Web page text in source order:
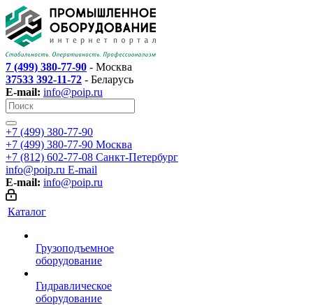
7 (499) 380-77-90 - Москва
37533 392-11-72 - Беларусь
E-mail: info@poip.ru
+7 (499) 380-77-90
+7 (499) 380-77-90 Москва
+7 (812) 602-77-08 Санкт-Петербург
info@poip.ru E-mail
E-mail: info@poip.ru
Каталог
Грузоподъемное
оборудование
Гидравлическое
оборудование